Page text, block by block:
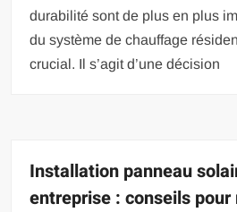
durabilité sont de plus en plus
du système de chauffage
crucial. Il s’agit d’une décision
Installation panneau
entreprise : conseils